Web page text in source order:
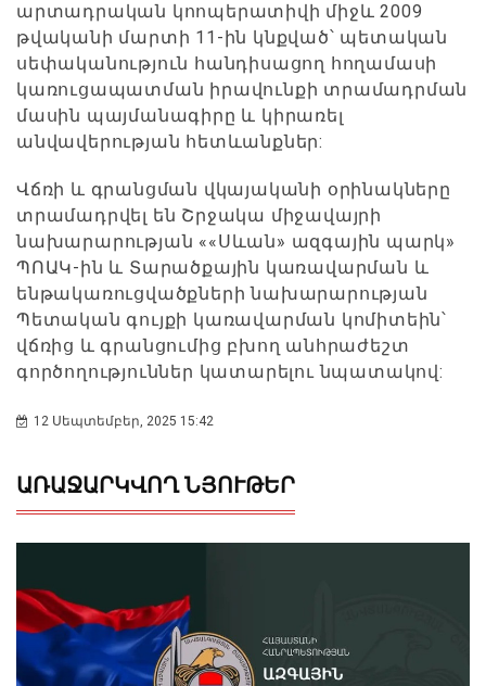
արտադրական կոոպերատիվի միջև 2009
թվականի մարտի 11-ին կնքված՝ պետական
սեփականություն հանդիսացող հողամասի
կառուցապատման իրավունքի տրամադրման
մասին պայմանագիրը և կիրառել
անվավերության հետևանքներ:
Վճռի և գրանցման վկայականի օրինակները
տրամադրվել են Շրջակա միջավայրի
նախարարության ««Սևան» ազգային պարկ»
ՊՈԱԿ-ին և Տարածքային կառավարման և
ենթակառուցվածքների նախարարության
Պետական գույքի կառավարման կոմիտեին՝
վճռից և գրանցումից բխող անհրաժեշտ
գործողություններ կատարելու նպատակով:
12 Սեպտեմբեր, 2025 15:42
ԱՌԱՋԱՐԿՎՈՂ ՆՅՈՒԹԵՐ